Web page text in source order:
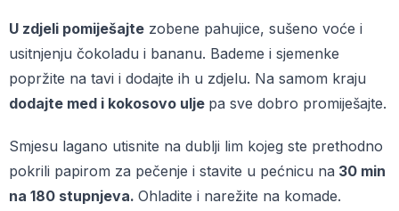
U zdjeli pomiješajte zobene pahujice, sušeno voće i
usitnjenju čokoladu i bananu. Bademe i sjemenke
popržite na tavi i dodajte ih u zdjelu. Na samom kraju
dodajte med i kokosovo ulje pa sve dobro promiješajte.
Smjesu lagano utisnite na dublji lim kojeg ste prethodno
pokrili papirom za pečenje i stavite u pećnicu na 30 min
na 180 stupnjeva. Ohladite i narežite na komade.